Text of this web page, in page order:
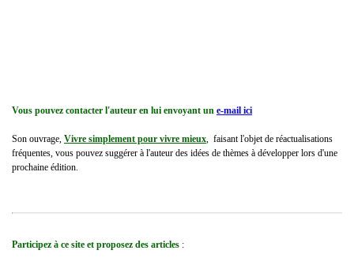
Vous pouvez contacter l'auteur en lui envoyant un e-mail ici
Son ouvrage, Vivre simplement pour vivre mieux, faisant l'objet de réactualisations
fréquentes, vous pouvez suggérer à l'auteur des idées de thèmes à développer lors d'une
prochaine édition.
Participez à ce site et proposez des articles :